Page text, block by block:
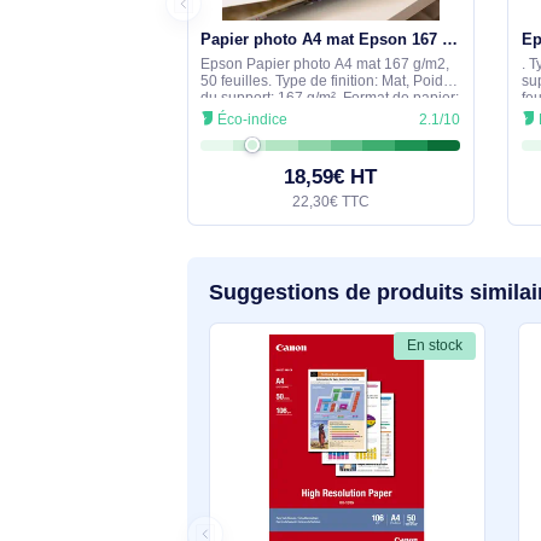
Papier photo A4 mat Epson 167 g/m2, 50 feuilles - C13S041256
50 feuilles. Type de finition: Mat, Poids
du support: 167 g/m², Format de papier:
A4. Largeur: 210 mm, Hauteur: 297
mm. Quantité: 1 pièce(s), Largeur du
colis: 220
Éco-indice
18,59€ HT
22,30€ TTC